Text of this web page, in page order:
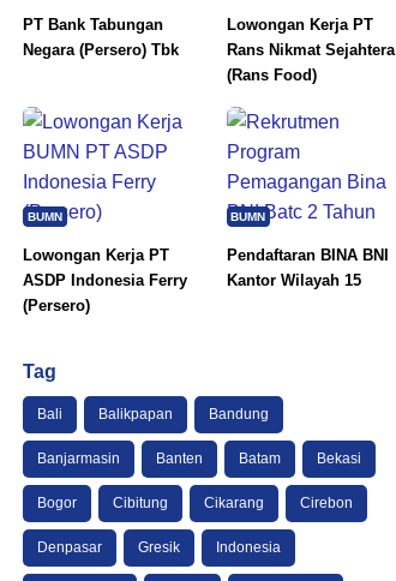
PT Bank Tabungan
Negara (Persero) Tbk
Lowongan Kerja PT
Rans Nikmat Sejahtera
(Rans Food)
BUMN
Lowongan Kerja PT
ASDP Indonesia Ferry
(Persero)
BUMN
Pendaftaran BINA BNI
Kantor Wilayah 15
Tag
Bali Balikpapan Bandung
Banjarmasin Banten Batam Bekasi
Bogor Cibitung Cikarang Cirebon
Denpasar Gresik Indonesia